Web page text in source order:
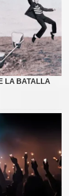
LA BATALLA